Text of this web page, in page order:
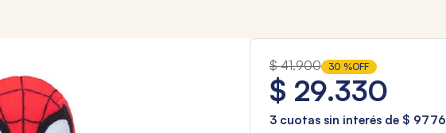
$ 41.900 30 %OFF
$ 29.330
3cuotas sin interés de $ 9776